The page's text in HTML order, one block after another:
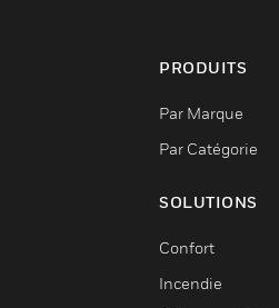
PRODUITS
Par Marque
Par Catégorie
SOLUTIONS
Confort
Incendie